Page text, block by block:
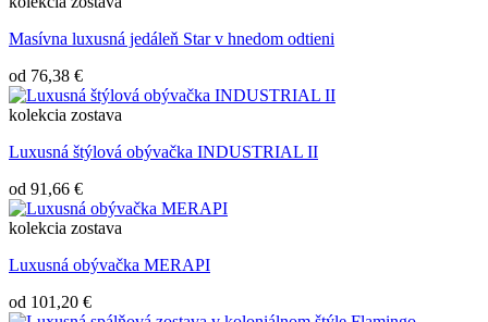
Masívna luxusná jedáleň Star v hnedom odtieni
od 76,38 €
kolekcia zostava
Luxusná štýlová obývačka INDUSTRIAL II
od 91,66 €
kolekcia zostava
Luxusná obývačka MERAPI
od 101,20 €